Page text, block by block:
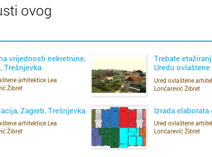
arhitekata, broj ovlaštenja: A3503
vještakinjom za arhitekturu i graditeljstvo Županijskog suda u
energetskih pregleda i energetsko certificiranje zgrada s
sudskom vještakinjom za arhitekturu, graditeljstvo i
broj rješenja 4Su-728/12
arhitektice Lea Lončarević Žibret, Samostalna projektantica
Bach arhitekti, Samostalna projektantica
odbor, Stručni suradnik za športsko graditeljstvo
ovog
vrijednosti nekretnine,
Trešnjevka
arhitektice Lea
Žibret
Zagreb, Trešnjevka
arhitektice Lea
Žibret
SAZNAJ VIŠE
Trebate
Uredu
Lončarević Žibret
Ured ovlaštene
Lončarević Žibret
SAZNAJ VIŠE
Izrada elaborata
Ured ovlaštene
Lončarević Žibret